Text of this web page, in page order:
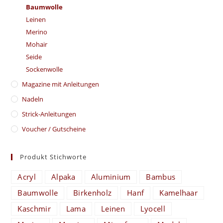
Baumwolle
Leinen
Merino
Mohair
Seide
Sockenwolle
Magazine mit Anleitungen
Nadeln
Strick-Anleitungen
Voucher / Gutscheine
Produkt Stichworte
Acryl Alpaka Aluminium
Bambus
Baumwolle
Birkenholz Hanf
Kamelhaar
Kaschmir
Lama Leinen
Lyocell